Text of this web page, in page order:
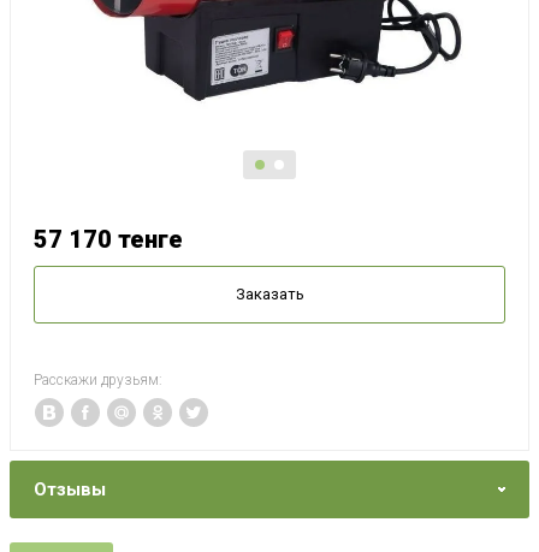
57 170 тенге
Заказать
Расскажи друзьям:
Отзывы